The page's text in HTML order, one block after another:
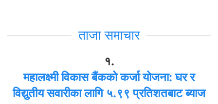
ताजा समाचार
१.
महालक्ष्मी विकास बैंकको कर्जा योजना: घर र
विद्युतीय सवारीका लागि ५.९९ प्रतिशतबाट ब्याज